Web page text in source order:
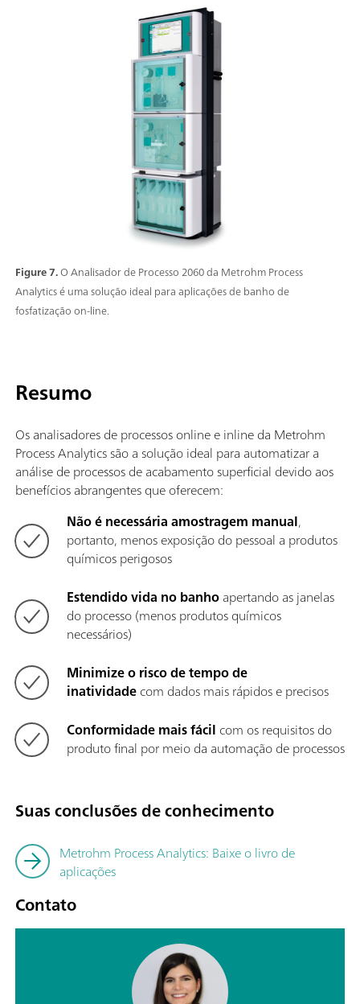
Figure 7.O Analisador de Processo 2060 da Metrohm Process
Analytics é uma solução ideal para aplicações de banho de
fosfatização on-line.
Resumo
Os analisadores de processos online e inline da Metrohm
Process Analytics são a solução ideal para automatizar a
análise de processos de acabamento superficial devido aos
benefícios abrangentes que oferecem:
Não é necessária amostragem manual,
portanto, menos exposição do pessoal a produtos
químicos perigosos
Estendido vida no banhoapertando as janelas
do processo (menos produtos químicos
necessários)
Minimize o risco de tempo de
inatividadecom dados mais rápidos e precisos
Conformidade mais fácil com os requisitos do
produto final por meio da automação de processos
Suas conclusões de conhecimento
Metrohm Process Analytics: Baixe o livro de
aplicações
Contato